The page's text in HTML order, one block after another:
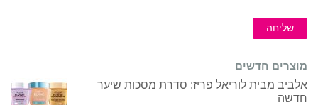
שליחה
מוצרים חדשים
אלביב מבית לוריאל פריז: סדרת מסכות שיער
חדשה